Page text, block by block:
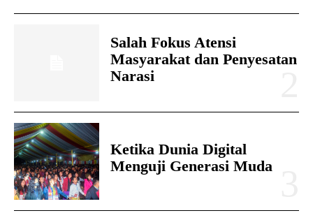
Salah Fokus Atensi
Masyarakat dan Penyesatan
Narasi
Ketika Dunia Digital
Menguji Generasi Muda